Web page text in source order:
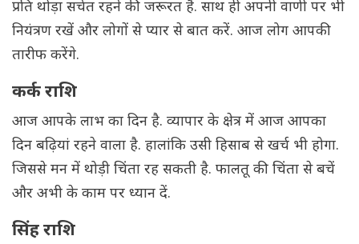
प्रति थोड़ा सचेत रहने की जरूरत है. साथ ही अपनी वाणी पर भी
नियंत्रण रखें और लोगों से प्यार से बात करें. आज लोग आपकी
तारीफ करेंगे.
कर्क राशि
आज आपके लाभ का दिन है. व्यापार के क्षेत्र में आज आपका
दिन बढ़ियां रहने वाला है. हालांकि उसी हिसाब से खर्च भी होगा.
जिससे मन में थोड़ी चिंता रह सकती है. फालतू की चिंता से बचें
और अभी के काम पर ध्यान दें.
सिंह राशि